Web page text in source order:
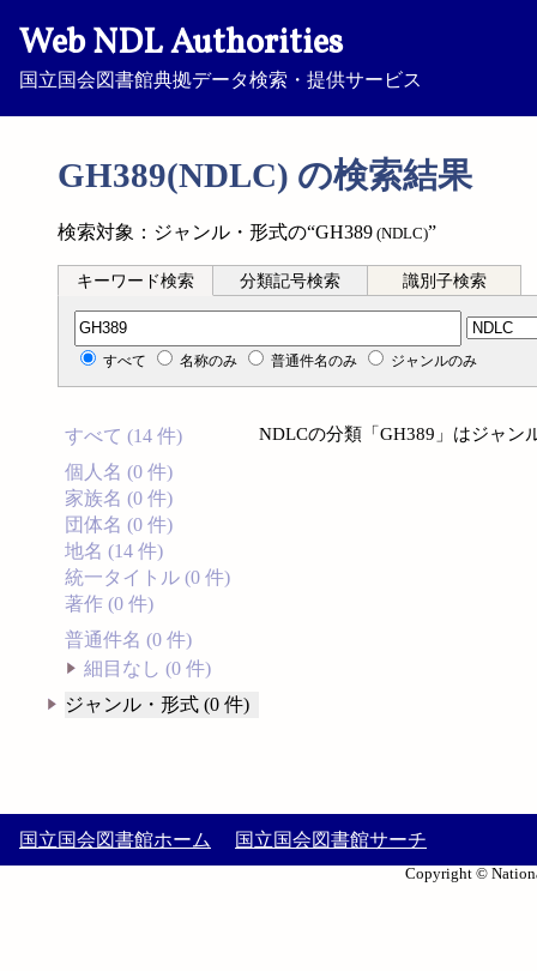
Web NDL Authorities
国立国会図書館典拠データ検索・提供サービス
GH389(NDLC) の検索結果
検索対象：ジャンル・形式の“GH389 (NDLC)”
キーワード検索 分類記号検索 識別子検索
分類記号検索
すべて 名称のみ 普通件名のみ ジャンルのみ
すべて (14 件)
個人名 (0 件)
家族名 (0 件)
団体名 (0 件)
地名 (14 件)
統一タイトル (0 件)
著作 (0 件)
普通件名 (0 件)
細目なし (0 件)
ジャンル・形式 (0 件)
NDLCの分類「GH389」はジャン
国立国会図書館ホーム 国立国会図書館サーチ
Copyright ©